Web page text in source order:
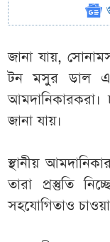
জানা যায়,
টন মসুর ডাল
জানা যায়।
স্থানীয়
তারা প্রস্তুতি
সহযোগিতাও